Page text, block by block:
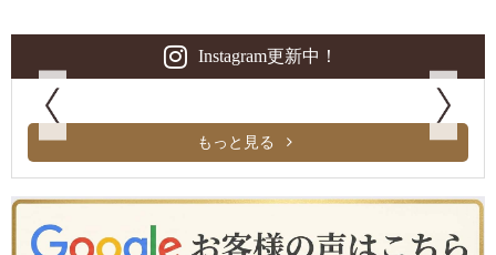
Instagram更新中！
もっと見る